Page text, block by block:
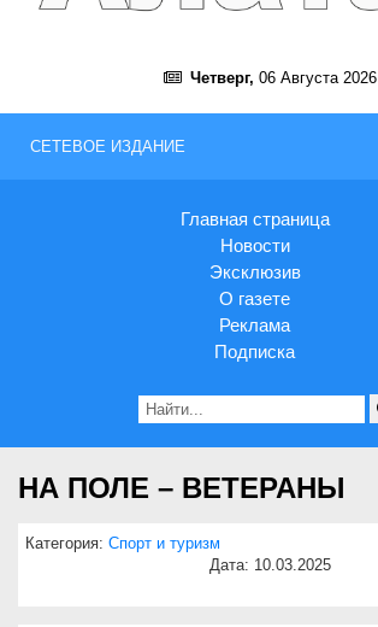
Четверг, 06 Августа 2026
СЕТЕВОЕ ИЗДАНИЕ
Главная страница
Новости
Эксклюзив
О газете
Реклама
Подписка
НА ПОЛЕ – ВЕТЕРАНЫ
Категория: Спорт и туризм
Дата: 10.03.2025